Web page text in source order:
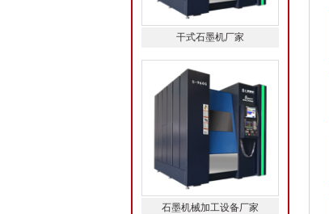
干式石墨机厂家
石墨机械加工设备厂家